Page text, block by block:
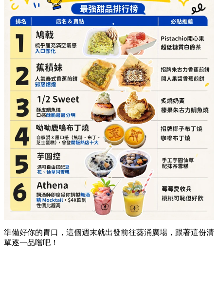
準備好你的胃口，這個週末就出發前往葵涌廣場，跟著這份清
單逐一品嚐吧！